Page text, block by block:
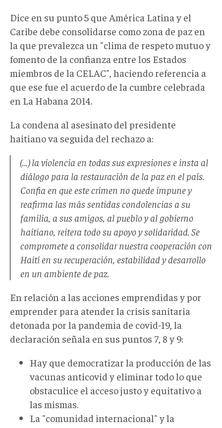
Dice en su punto 5 que América Latina y el
Caribe debe consolidarse como zona de paz en
la que prevalezca un "clima de respeto mutuo y
fomento de la confianza entre los Estados
miembros de la CELAC", haciendo referencia a
que ese fue el acuerdo de la cumbre celebrada
en La Habana 2014.
La condena al asesinato del presidente
haitiano va seguida del rechazo a:
(…) la violencia en todas sus expresiones e insta al
diálogo para la restauración de la paz en el país.
Confia en que este crimen no quede impune y
reafirma las más sentidas condolencias a su
familia, a sus amigos, al pueblo y al gobierno
haitiano, reitera todo su apoyo y solidaridad. Se
compromete a consolidar nuestra cooperación con
Haití en su recuperación, estabilidad y desarrollo
en un ambiente de paz.
En relación a las acciones emprendidas y por
emprender para atender la crisis sanitaria
detonada por la pandemia de covid-19, la
declaración señala en sus puntos 7, 8 y 9:
Hay que democratizar la producción de las
vacunas anticovid y eliminar todo lo que
obstaculice el acceso justo y equitativo a
las mismas.
La "comunidad internacional" y la